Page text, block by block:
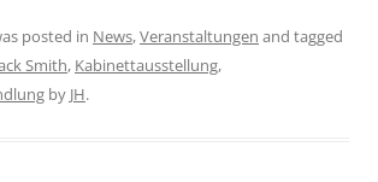
posted in News,Veranstaltungen and tagged
Smith, Kabinettausstellung,
by JH.